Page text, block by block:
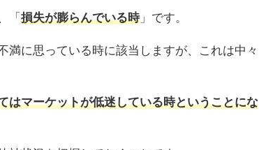
「 損失が膨らんでいる時」です。
に思っている時に該当しますが、これは中々
はマーケットが低迷している時ということにな